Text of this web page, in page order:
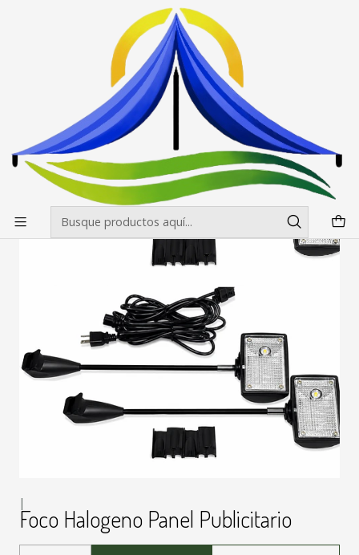
Envíos gratis desde $500.000 en Santiago
Paneles Araña Accesorios para Panel Araña
Foco Halogeno Panel Publicitario
|
Foco Halogeno Panel Publicitario